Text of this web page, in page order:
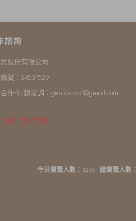
諮詢
股份有限公司
號：24531529
作/行銷洽詢：genios.pm1@gmail.com
& 停止維修產品
今日瀏覽人數： 3236 總瀏覽人數：